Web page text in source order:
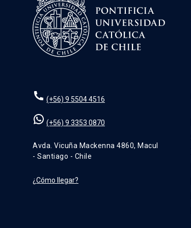
(+56) 9 5504 4516
(+56) 9 3353 0870
Avda. Vicuña Mackenna 4860, Macul
- Santiago - Chile
¿Cómo llegar?